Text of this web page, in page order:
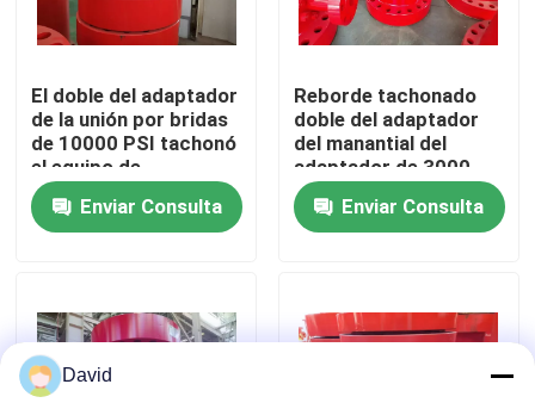
Control de Calidad
Contacto
noticias
Bomba del lodo de perforación
Trazador de líneas de la bomba de fango
El doble del adaptador
de la unión por bridas
de 10000 PSI tachonó
el equipo de
perforación
Enviar Consulta
Reborde tachonado
doble del adaptador
del manantial del
adaptador de 3000
PSI para la
perforación bien
Enviar Consulta
David